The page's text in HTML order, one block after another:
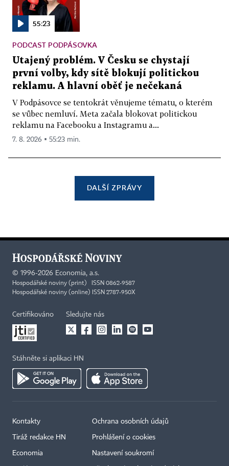
55:23
PODCAST PODPÁSOVKA
Utajený problém. V Česku se chystají
první volby, kdy sítě blokují politickou
reklamu. A hlavní oběť je nečekaná
V Podpásovce se tentokrát věnujeme tématu, o kterém
se vůbec nemluví. Meta začala blokovat politickou
reklamu na Facebooku a Instagramu a...
7. 8. 2026 ▪ 55:23 min.
DALŠÍ ZPRÁVY
© 1996-2026 Economia, a.s.
Hospodářské noviny (print) ISSN 0862-9587
Hospodářské noviny (online) ISSN 2787-950X
Certifikováno Sledujte nás
Stáhněte si aplikaci HN
Kontakty
Tiráž redakce HN
Economia
Ochrana osobních údajů
Prohlášení o cookies
Nastavení soukromí